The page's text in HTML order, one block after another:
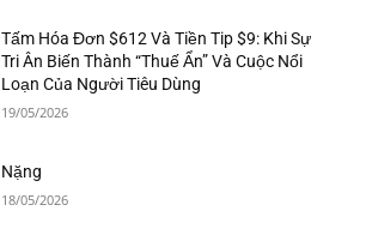
Tấm Hóa Đơn $612 Và Tiền Tip $9: Khi Sự
Tri Ân Biến Thành “Thuế Ẩn” Và Cuộc Nổi
Loạn Của Người Tiêu Dùng
19/05/2026
Nặng
18/05/2026